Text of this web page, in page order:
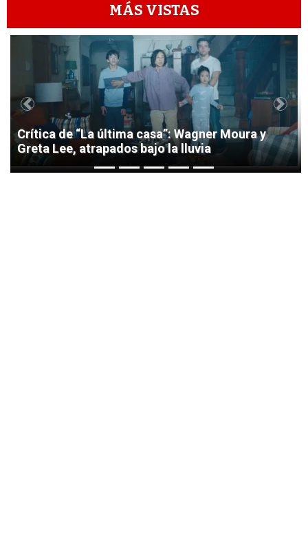
MÁS VISTAS
1
Crítica de “La última casa”: Wagner Moura y
Greta Lee, atrapados bajo la lluvia
Previous Next